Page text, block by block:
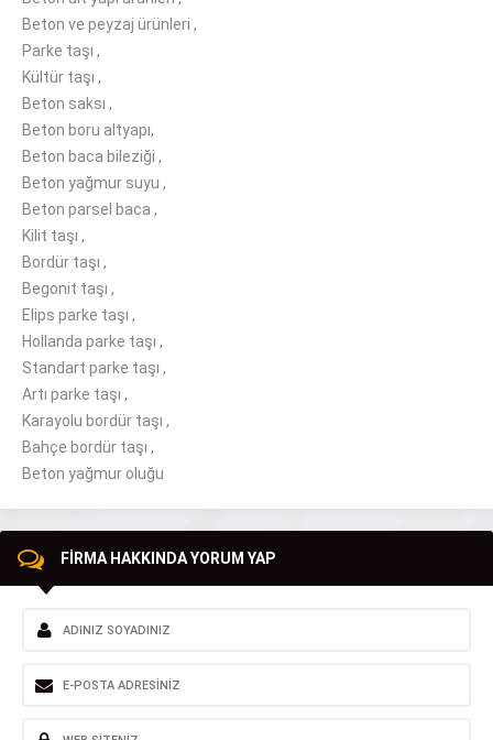
Beton ve peyzaj ürünleri ,
Parke taşı ,
Kültür taşı ,
Beton saksı ,
Beton boru altyapı,
Beton baca bileziği ,
Beton yağmur suyu ,
Beton parsel baca ,
Kilit taşı ,
Bordür taşı ,
Begonit taşı ,
Elips parke taşı ,
Hollanda parke taşı ,
Standart parke taşı ,
Artı parke taşı ,
Karayolu bordür taşı ,
Bahçe bordür taşı ,
Beton yağmur oluğu
FİRMA HAKKINDA YORUM YAP